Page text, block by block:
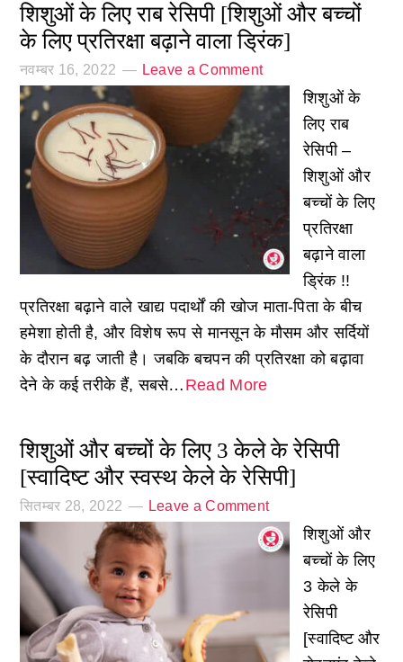
शिशुओं के लिए राब रेसिपी [शिशुओं और बच्चों
के लिए प्रतिरक्षा बढ़ाने वाला ड्रिंक]
नवम्बर 16, 2022 Leave a Comment
शिशुओं के
लिए राब
रेसिपी –
शिशुओं और
बच्चों के लिए
प्रतिरक्षा
बढ़ाने वाला
ड्रिंक !!
प्रतिरक्षा बढ़ाने वाले खाद्य पदार्थों की खोज माता-पिता के बीच
हमेशा होती है, और विशेष रूप से मानसून के मौसम और सर्दियों
के दौरान बढ़ जाती है। जबकि बचपन की प्रतिरक्षा को बढ़ावा
देने के कई तरीके हैं, सबसे… Read More
शिशुओं और बच्चों के लिए 3 केले के रेसिपी
[स्वादिष्ट और स्वस्थ केले के रेसिपी]
सितम्बर 28, 2022 Leave a Comment
शिशुओं और
बच्चों के लिए
3 केले के
रेसिपी
[स्वादिष्ट और